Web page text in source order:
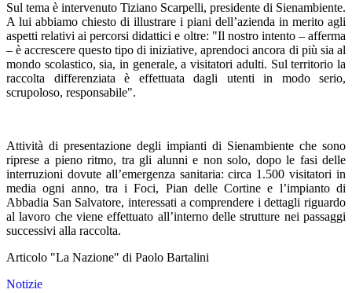
Sul tema è intervenuto Tiziano Scarpelli, presidente di Sienambiente.
A lui abbiamo chiesto di illustrare i piani dell’azienda in merito agli
aspetti relativi ai percorsi didattici e oltre: "Il nostro intento – afferma
– è accrescere questo tipo di iniziative, aprendoci ancora di più sia al
mondo scolastico, sia, in generale, a visitatori adulti. Sul territorio la
raccolta differenziata è effettuata dagli utenti in modo serio,
scrupoloso, responsabile".
Attività di presentazione degli impianti di Sienambiente che sono
riprese a pieno ritmo, tra gli alunni e non solo, dopo le fasi delle
interruzioni dovute all’emergenza sanitaria: circa 1.500 visitatori in
media ogni anno, tra i Foci, Pian delle Cortine e l’impianto di
Abbadia San Salvatore, interessati a comprendere i dettagli riguardo
al lavoro che viene effettuato all’interno delle strutture nei passaggi
successivi alla raccolta.
Articolo "La Nazione" di Paolo Bartalini
Notizie